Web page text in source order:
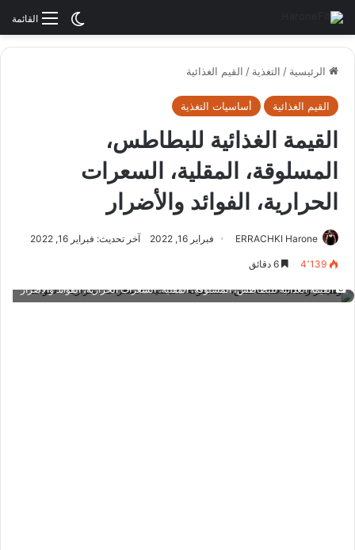
القائمةالوضع
الرئيسية / التغذية / القيم الغذائية
القيم الغذائية أساسيات التغذية
القيمة الغذائية للبطاطس،
المسلوقة، المقلية، السعرات
الحرارية، الفوائد والأضرار
ERRACHKI Harone فبراير 16, 2022 آخر تحديث: فبراير 16, 2022
4٬139
القيمة الغذائية للبطاطس، المسلوقة، المقلية، السعرات الحرارية، الفوائد والأضرار